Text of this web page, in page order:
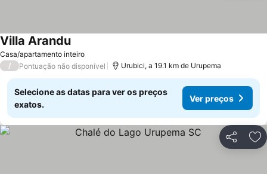
Casa/apartamento inteiro
Villa Arandu
/ Pontuação não disponível Urubici, a 19.1 km de Urupema
Selecione as datas para ver os preços
exatos.
Ver preços
Partilhar